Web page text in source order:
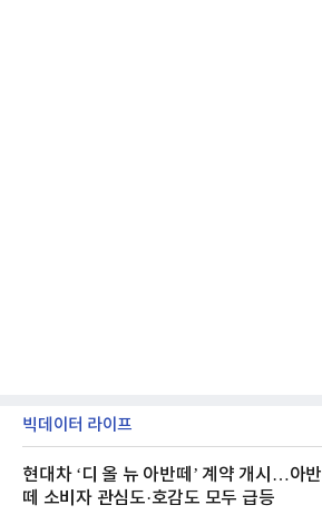
빅데이터 라이프
현대차 ‘디 올 뉴 아반떼’ 계약 개시…아반
떼 소비자 관심도·호감도 모두 급등